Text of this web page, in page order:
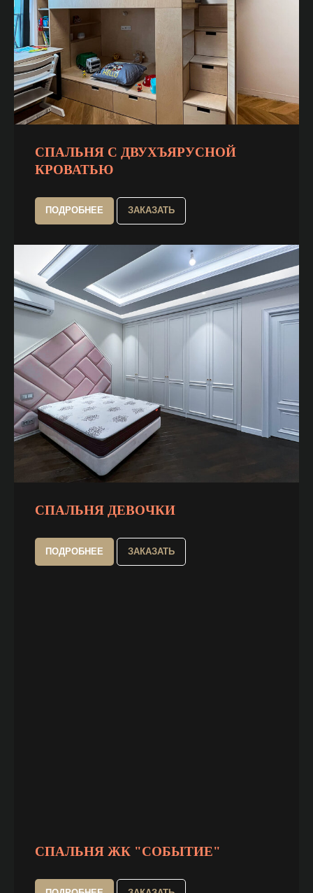
СПАЛЬНЯ С ДВУХЪЯРУСНОЙ
КРОВАТЬЮ
ПОДРОБНЕЕ ЗАКАЗАТЬ
СПАЛЬНЯ ДЕВОЧКИ
ПОДРОБНЕЕ ЗАКАЗАТЬ
СПАЛЬНЯ ЖК "СОБЫТИЕ"